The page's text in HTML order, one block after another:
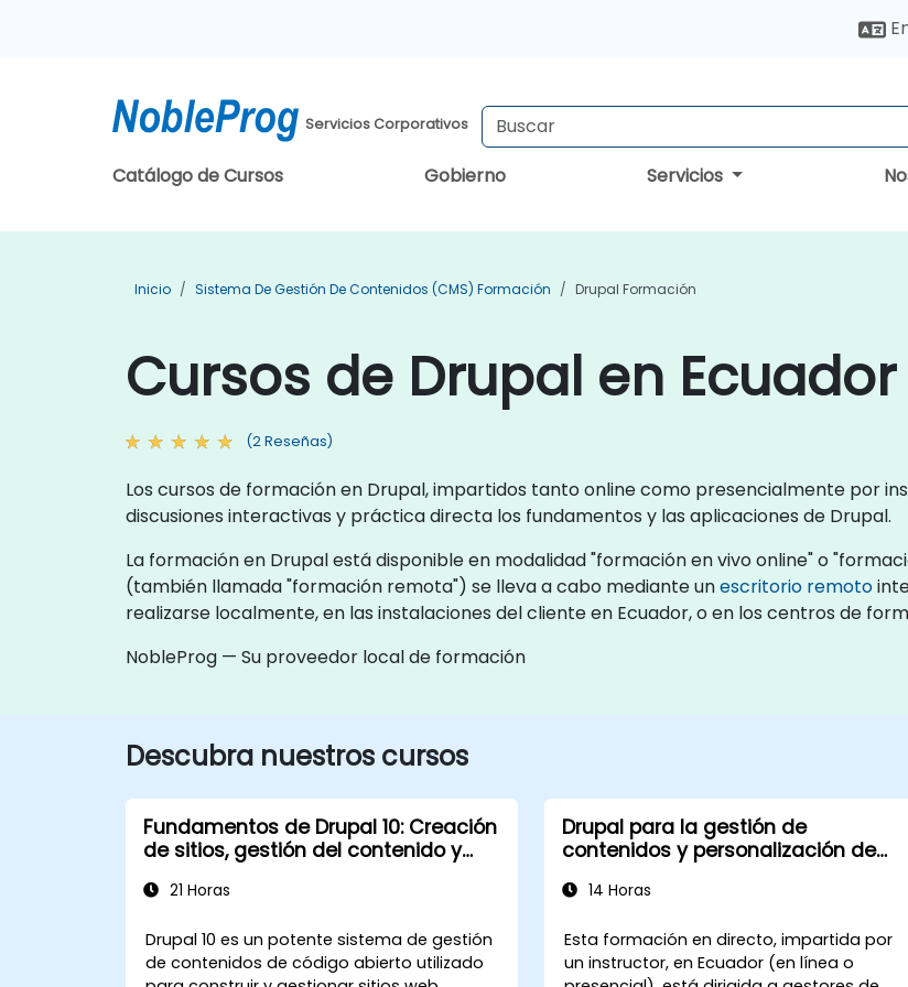
Servicios Corporativos
Catálogo de Cursos Gobierno Servicios
Inicio Sistema De Gestión De Contenidos (CMS) Formación Drupal Formación
Cursos de Drupal en Ecuador
(2 Reseñas)
Los cursos de formación en Drupal, impartidos tanto online como presencialmente por
discusiones interactivas y práctica directa los fundamentos y las aplicaciones de Drupal.
La formación en Drupal está disponible en modalidad "formación en vivo online" o
(también llamada "formación remota") se lleva a cabo mediante unescritorio remoto
realizarse localmente, en las instalaciones del cliente en Ecuador, o en los centros de
NobleProg — Su proveedor local de formación
Descubra nuestros cursos
Fundamentos de Drupal 10: Creación
de sitios, gestión del contenido y
21 Horas
Drupal 10 es un potente sistema de gestión
de contenidos de código abierto utilizado
Drupal para la gestión de
contenidos y personalización de
14 Horas
Esta formación en directo, impartida por
un instructor, en Ecuador (en línea o